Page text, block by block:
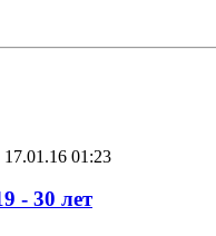
17.01.16 01:23
- 30 лет